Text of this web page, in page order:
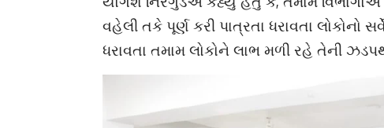
વહેલી તકે પૂર્ણ કરી પાત્રતા ધરાવતા લોકોનો
ધરાવતા તમામ લોકોને લાભ મળી રહે તેની